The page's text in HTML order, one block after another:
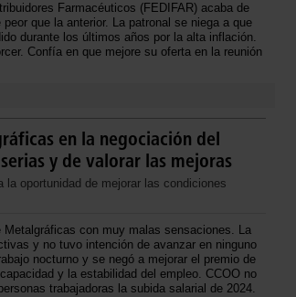
Farmacéuticos (FEDIFAR) acaba de
que la anterior. La patronal se niega a que
durante los últimos años por la alta inflación.
Confía en que mejore su oferta en la reunión
en la negociación del
y de valorar las mejoras
la oportunidad de mejorar las condiciones
con muy malas sensaciones. La
y no tuvo intención de avanzar en ninguno
nocturno y se negó a mejorar el premio de
y la estabilidad del empleo. CCOO no
trabajadoras la subida salarial de 2024.